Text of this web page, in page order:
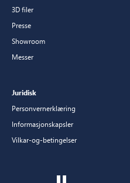
3D filer
Presse
Showroom
Messer
Juridisk
Personvernerklæring
Informasjonskapsler
Vilkar-og-betingelser